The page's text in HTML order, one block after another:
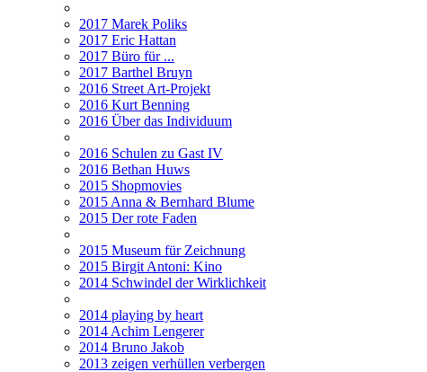
2017 Marek Poliks
2017 Eric Hattan
2017 Büro für ...
2017 Barthel Bruyn
2016 Street Art-Projekt
2016 Kurt Benning
2016 Über das Individuum
2016 Schulen zu Gast IV
2016 Bethan Huws
2015 Shopmovies
2015 Anna & Bernhard Blume
2015 Der rote Faden
2015 Museum für Zeichnung
2015 Birgit Antoni: Kino
2014 Schwindel der Wirklichkeit
2014 playing by heart
2014 Achim Lengerer
2014 Bruno Jakob
2013 zeigen verhüllen verbergen